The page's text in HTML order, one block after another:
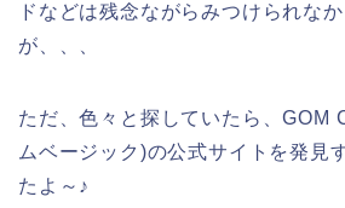
ドなどは残念ながらみつけられな
が、、、
ただ、色々と探していたら、GOM
ムベージック)の公式サイトを発見
たよ～♪